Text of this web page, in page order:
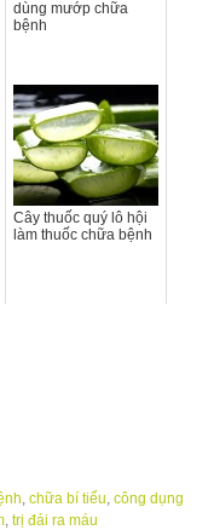
dùng mướp chữa
bệnh
Cây thuốc quý lô hội
làm thuốc chữa bệnh
chữa bí tiểu công dụng
trị đái ra máu